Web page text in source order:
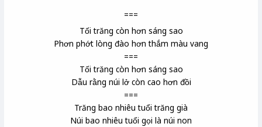
===
Tối trăng còn hơn sáng sao
Phơn phớt lòng đào hơn thắm màu vang
===
Tối trăng còn hơn sáng sao
Dẫu rằng núi lở còn cao hơn đồi
===
Trăng bao nhiêu tuổi trăng già
Núi bao nhiêu tuổi gọi là núi non